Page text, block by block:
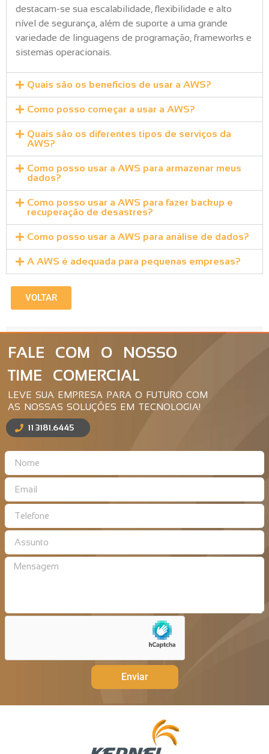
destacam-se sua escalabilidade, flexibilidade e alto
nível de segurança, além de suporte a uma grande
variedade de linguagens de programação, frameworks e
sistemas operacionais.
Quais são os benefícios de usar a AWS?
Como posso começar a usar a AWS?
Quais são os diferentes tipos de serviços da
AWS?
Como posso usar a AWS para armazenar meus
dados?
Como posso usar a AWS para fazer backup e
recuperação de desastres?
Como posso usar a AWS para análise de dados?
A AWS é adequada para pequenas empresas?
VOLTAR
FALE COM O NOSSO
TIME COMERCIAL
LEVE SUA EMPRESA PARA O FUTURO COM
AS NOSSAS SOLUÇÕES EM TECNOLOGIA!
11 3181.6445
Enviar